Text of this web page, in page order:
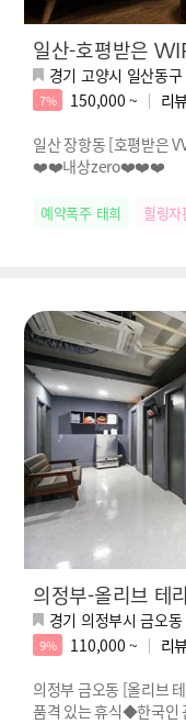
일산-호평받은
경기 고양시 일산동
7% 150,000 ~ 리
일산 장항동 [호평받
❤️❤️내상zero❤️❤️❤️
예약폭주 태희 힐링
의정부-올리브 테
경기 의정부시 금오
9% 110,000 ~ 리
의정부 금오동 [올리브
품격 있는 휴식◆한국인